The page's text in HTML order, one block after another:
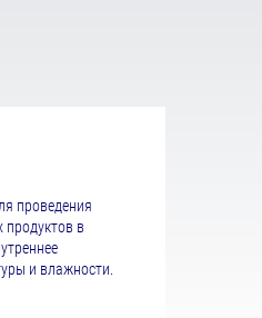
проведения
продуктов в
и влажности.